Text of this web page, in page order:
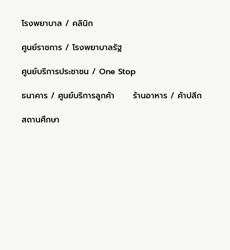
โรงพยาบาล / คลินิก
ศูนย์ราชการ / โรงพยาบาลรัฐ
ศูนย์บริการประชาชน / One Stop
ธนาคาร / ศูนย์บริการลูกค้า
ร้านอาหาร / ค้าปลีก
สถานศึกษา